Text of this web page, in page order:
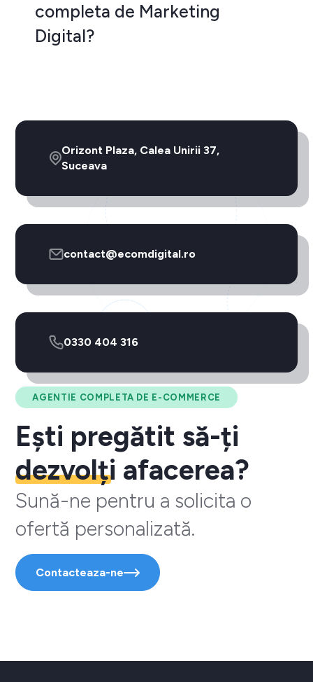
completa de Marketing
Digital?
AGENTIE COMPLETA DE E-COMMERCE
Ești pregătit să-ți
dezvolți afacerea?
Sună-ne pentru a solicita o
ofertă personalizată.
Contacteaza-ne
Orizont Plaza, Calea Unirii 37,
Suceava
contact@ecomdigital.ro
0330 404 316